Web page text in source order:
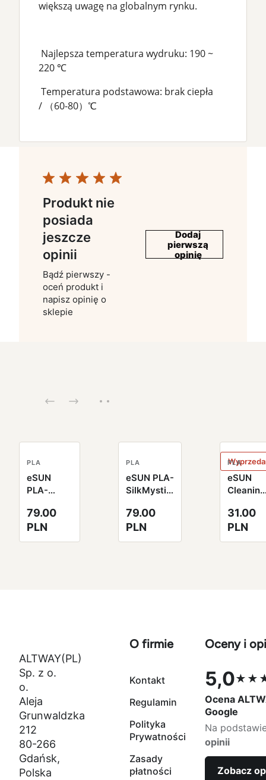
większą uwagę na globalnym rynku.
Najlepsza temperatura wydruku: 190 ~
220 ℃
Temperatura podstawowa: brak ciepła
/ （60-80）℃
Produkt nie
posiada
jeszcze
opinii
Bądź pierwszy -
oceń produkt i
napisz opinię o
sklepie
Dodaj
pierwszą
opinię
PLA
eSUN
PLA-
Filament
1.75mm
1000g
79.00
PLN
PLA
eSUN PLA-
SilkMystic
1.75mm
1000g
miedziano-
79.00
PLN
PLA
eSUN
Cleaning
2.85mm
100g
31.00
PLN
ALTWAY(PL)
Sp. z o.
o.
Aleja
Grunwaldzka
212
80-266
Gdańsk,
Polska
O firmie
Kontakt
Regulamin
Polityka
Prywatności
Zasady
płatności
Oceny i
5,0
Ocena 5,0
Ocena
Google
Na
opinii
Zobacz